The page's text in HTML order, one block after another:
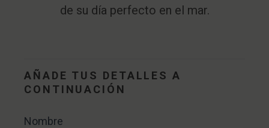
de su día perfecto en el mar.
AÑADE TUS DETALLES A
CONTINUACIÓN
Nombre